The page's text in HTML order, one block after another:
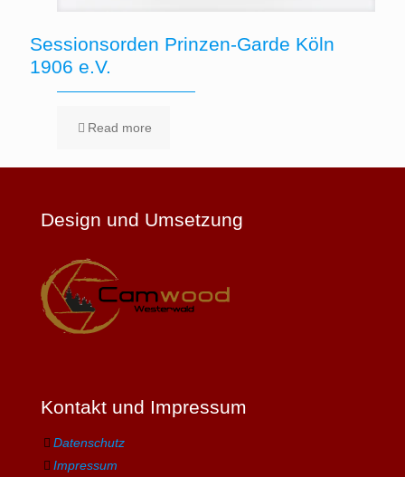
Sessionsorden Prinzen-Garde Köln
1906 e.V.
Read more
Design und Umsetzung
Kontakt und Impressum
Datenschutz
Impressum